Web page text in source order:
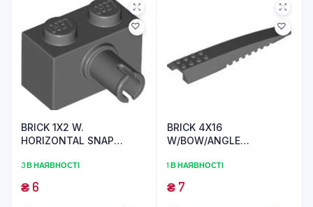
BRICK 1X2 W.
HORIZONTAL SNAP
3 В НАЯВНОСТІ
₴6
BRICK 4X16
W/BOW/ANGLE
1 В НАЯВНОСТІ
₴7